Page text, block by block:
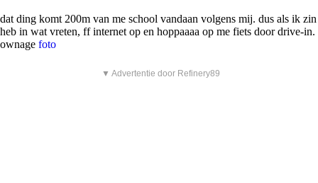
dat ding komt 200m van me school vandaan volgens mij. dus als ik zin
heb in wat vreten, ff internet op en hoppaaaa op me fiets door drive-in.
ownage foto
▼ Advertentie door Refinery89